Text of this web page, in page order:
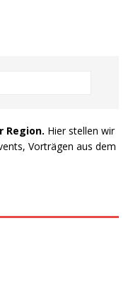
Region. Hier stellen wir
Vorträgen aus dem